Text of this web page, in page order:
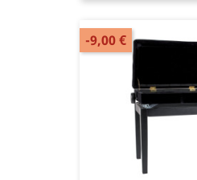
-9,00 €